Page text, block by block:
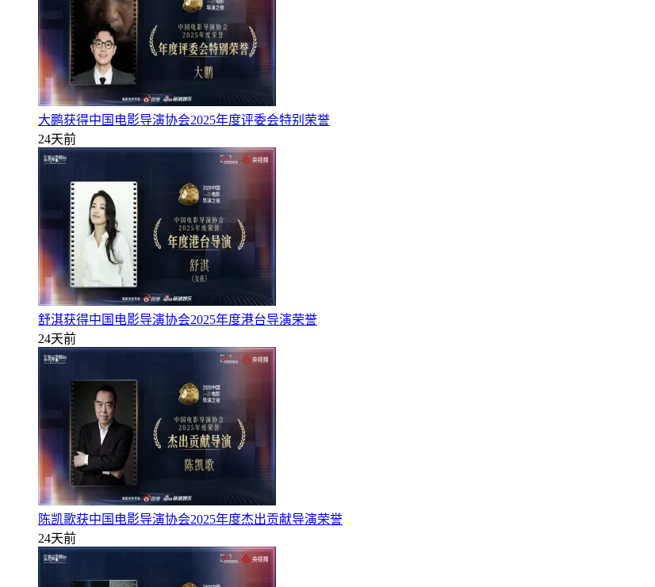
大鹏获得中国电影导演协会2025年度评委会特别荣誉
24天前
舒淇获得中国电影导演协会2025年度港台导演荣誉
24天前
陈凯歌获中国电影导演协会2025年度杰出贡献导演荣誉
24天前